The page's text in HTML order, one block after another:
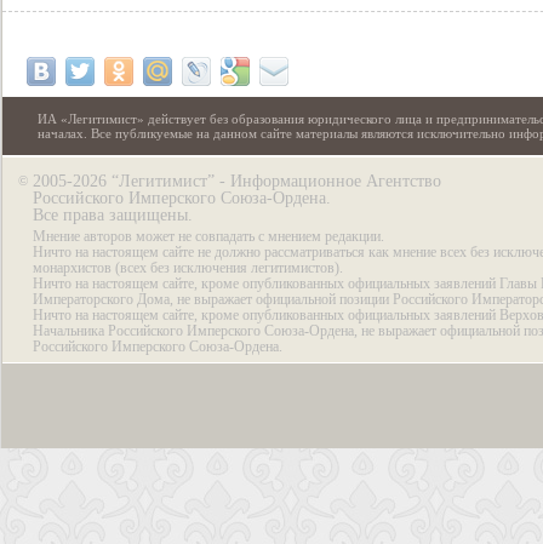
ИА «Легитимист» действует без образования юридического лица и
началах. Все публикуемые на данном сайте материалы являются исключительно
© 2005-2026 “Легитимист” - Информационное Агентство
Российского Имперского Союза-Ордена.
Все права защищены.
Мнение авторов может не совпадать с мнением редакции.
Ничто на настоящем сайте не должно рассматриваться как мнение всех без
монархистов (всех без исключения легитимистов).
Ничто на настоящем сайте, кроме опубликованных официальных заявлений Главы
Императорского Дома, не выражает официальной позиции Российского
Ничто на настоящем сайте, кроме опубликованных официальных заявлений
Начальника Российского Имперского Союза-Ордена, не выражает официальной
Российского Имперского Союза-Ордена.